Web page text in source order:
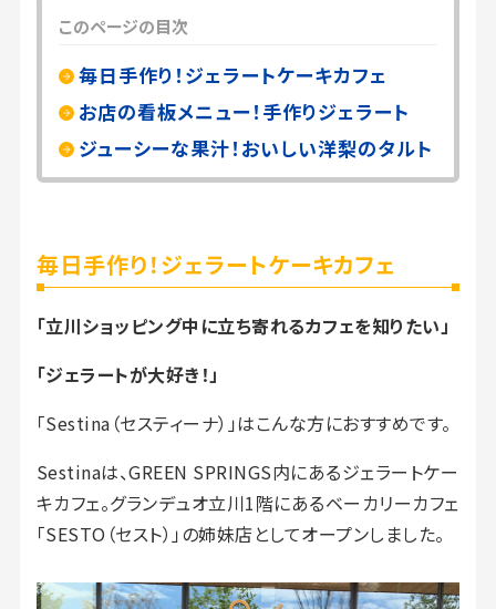
このページの目次
毎日手作り！ジェラートケーキカフェ
お店の看板メニュー！手作りジェラート
ジューシーな果汁！おいしい洋梨のタルト
毎日手作り！ジェラートケーキカフェ
「立川ショッピング中に立ち寄れるカフェを知りたい」
「ジェラートが大好き！」
「Sestina（セスティーナ）」はこんな方におすすめです。
Sestinaは、GREEN SPRINGS内にあるジェラートケー
キカフェ。グランデュオ立川1階にあるベーカリーカフェ
「SESTO（セスト）」の姉妹店としてオープンしました。